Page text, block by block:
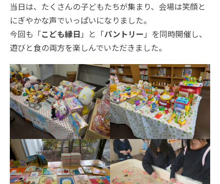
当日は、たくさんの子どもたちが集まり、会場は笑顔と
にぎやかな声でいっぱいになりました。
今回も「こども縁日 」と「パントリー 」を同時開催し、
遊びと食の両方を楽しんでいただきました。